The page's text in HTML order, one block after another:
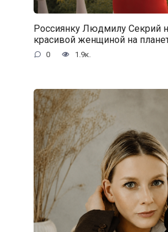
Россиянку Людмилу Секрий
красивой женщиной на
0 1.9к.